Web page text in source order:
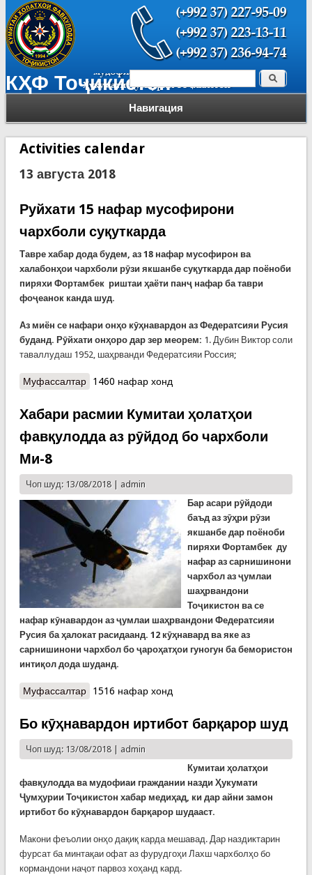
КҲФ Тоҷикистон
Навигация
Форма поиска Поиск
Activities calendar
13 августа 2018
Руйхати 15 нафар мусофирони
чархболи суқуткарда
Тавре хабар дода будем, аз 18 нафар мусофирон ва
халабонҳои чархболи рӯзи якшанбе суқуткарда дар поёноби
пиряхи Фортамбек риштаи ҳаёти панҷ нафар ба таври
фоҷеанок канда шуд.
Аз миён се нафари онҳо кӯҳнавардон аз Федератсияи Русия
буданд. Рӯйхати онҳоро дар зер меорем: 1. Дубин Виктор соли
таваллудаш 1952, шаҳрванди Федератсияи Россия;
Муфассалтаро Руйхати 15 нафар мусофирони чархболи
1460 нафар хонд
Хабари расмии Кумитаи ҳолатҳои
фавқулодда аз рӯйдод бо чархболи
Ми-8
Чоп шуд: 13/08/2018 | admin
Бар асари рӯйдоди
баъд аз зӯҳри рӯзи
якшанбе дар поёноби
пиряхи Фортамбек ду
нафар аз сарнишинони
чархбол аз ҷумлаи
шаҳрвандони
Тоҷикистон ва се
нафар кӯнавардон аз ҷумлаи шаҳрвандони Федератсияи
Русия ба ҳалокат расидаанд. 12 кӯҳнавард ва яке аз
сарнишинони чархбол бо ҷароҳатҳои гуногун ба бемористон
интиқол дода шуданд.
Муфассалтаро Хабари расмии Кумитаи ҳолатҳои фавқулодда
1516 нафар хонд
Бо кӯҳнавардон иртибот барқарор шуд
Чоп шуд: 13/08/2018 | admin
Кумитаи ҳолатҳои
фавқулодда ва мудофиаи граждании назди Ҳукумати
Ҷумҳурии Тоҷикистон хабар медиҳад, ки дар айни замон
иртибот бо кӯҳнавардон барқарор шудааст.
Макони феъолии онҳо дақиқ карда мешавад. Дар наздиктарин
фурсат ба минтақаи офат аз фурудгоҳи Лахш чархболҳо бо
кормандони наҷот парвоз хоҳанд кард.